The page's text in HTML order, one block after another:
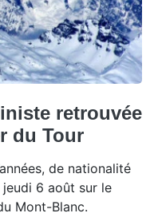
retrouvée
du Tour
de nationalité
6 août sur le
Mont-Blanc.